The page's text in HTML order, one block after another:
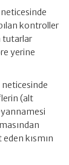
kontroller
tutarlar
yerine
neticesinde
(alt
kısmın